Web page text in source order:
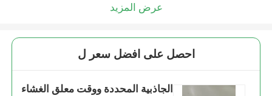
عرض المزيد
احصل على افضل سعر ل
الجاذبية المحددة ووقت معلق الغشاء